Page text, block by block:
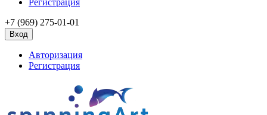
Регистрация
+7 (969) 275-01-01
Вход
Авторизация
Регистрация